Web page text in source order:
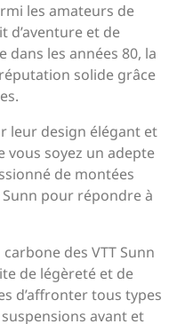
les amateurs de
d’aventure et de
dans les années 80, la
solide grâce
leur design élégant et
vous soyez un adepte
de montées
pour répondre à
des VTT Sunn
de légèreté et de
d’affronter tous types
avant et